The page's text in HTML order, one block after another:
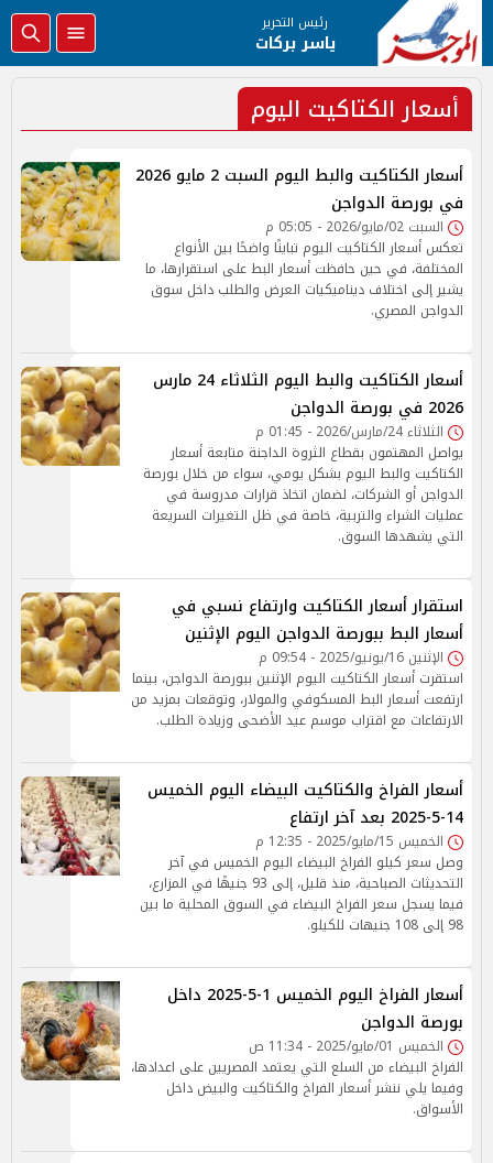
رئيس التحرير
ياسر بركات
أسعار الكتاكيت اليوم
أسعار الكتاكيت والبط اليوم السبت 2 مايو 2026
في بورصة الدواجن
السبت 02/مايو/2026 - 05:05 م
تعكس أسعار الكتاكيت اليوم تباينًا واضحًا بين الأنواع
المختلفة، في حين حافظت أسعار البط على استقرارها، ما
يشير إلى اختلاف ديناميكيات العرض والطلب داخل سوق
الدواجن المصري.
أسعار الكتاكيت والبط اليوم الثلاثاء 24 مارس
2026 في بورصة الدواجن
الثلاثاء 24/مارس/2026 - 01:45 م
يواصل المهتمون بقطاع الثروة الداجنة متابعة أسعار
الكتاكيت والبط اليوم بشكل يومي، سواء من خلال بورصة
الدواجن أو الشركات، لضمان اتخاذ قرارات مدروسة في
عمليات الشراء والتربية، خاصة في ظل التغيرات السريعة
التي يشهدها السوق.
استقرار أسعار الكتاكيت وارتفاع نسبي في
أسعار البط ببورصة الدواجن اليوم الإثنين
الإثنين 16/يونيو/2025 - 09:54 م
استقرت أسعار الكتاكيت اليوم الإثنين ببورصة الدواجن، بينما
ارتفعت أسعار البط المسكوفي والمولار، وتوقعات بمزيد من
الارتفاعات مع اقتراب موسم عيد الأضحى وزيادة الطلب.
أسعار الفراخ والكتاكيت البيضاء اليوم الخميس
14-5-2025 بعد آخر ارتفاع
الخميس 15/مايو/2025 - 12:35 م
وصل سعر كيلو الفراخ البيضاء اليوم الخميس في آخر
التحديثات الصباحية، منذ قليل، إلى 93 جنيهًا في المزارع،
فيما يسجل سعر الفراخ البيضاء في السوق المحلية ما بين
98 إلى 108 جنيهات للكيلو.
أسعار الفراخ اليوم الخميس 1-5-2025 داخل
بورصة الدواجن
الخميس 01/مايو/2025 - 11:34 ص
الفراخ البيضاء من السلع التي يعتمد المصريين على اعدادها،
وفيما يلي ننشر أسعار الفراخ والكتاكيت والبيض داخل
الأسواق.